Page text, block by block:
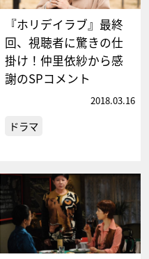
『ホリデイラブ』最終
回、視聴者に驚きの仕
掛け！仲里依紗から感
謝のSPコメント
2018.03.16
ドラマ